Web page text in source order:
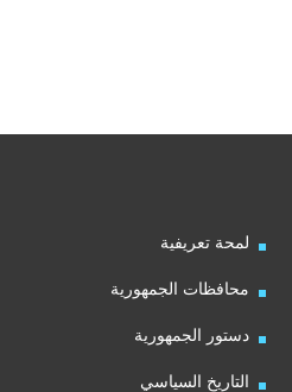
لمحة تعريفية
محافظات الجمهورية
دستور الجمهورية
التاريخ السياسي